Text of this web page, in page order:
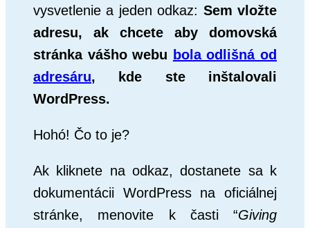
vysvetlenie a jeden odkaz: Sem vložte
adresu, ak chcete aby domovská
stránka vášho webu bola odlišná od
adresáru, kde ste inštalovali
WordPress.
Hohó! Čo to je?
Ak kliknete na odkaz, dostanete sa k
dokumentácii WordPress na oficiálnej
stránke, menovite k časti “Giving